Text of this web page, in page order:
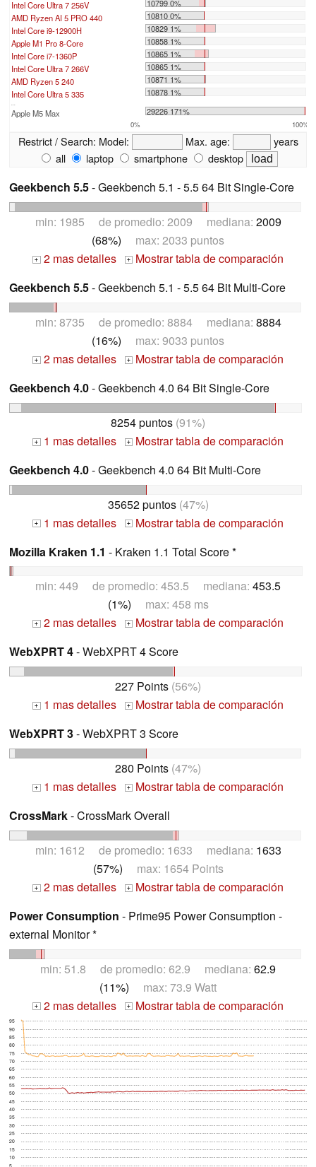
Intel Core Ultra 7 256V
10799 0%
AMD Ryzen AI 5 PRO 440
10810 0%
Intel Core i9-12900H
10829 1%
Apple M1 Pro 8-Core
10858 1%
Intel Core i7-1360P
10865 1%
Intel Core Ultra 7 266V
10865 1%
AMD Ryzen 5 240
10871 1%
Intel Core Ultra 5 335
10878 1%
...
Apple M5 Max 29226 171%
0% 100%
Restrict / Search: Model: Max. age:
years
all
laptop smartphone desktop
Geekbench 5.5- Geekbench 5.1 - 5.5 64 Bit Single-Core
min: 1985 de promedio: 2009 mediana: 2009
(68%) max: 2033 puntos
+ 2 mas detalles +
Mostrar tabla de comparación
Geekbench 5.5- Geekbench 5.1 - 5.5 64 Bit Multi-Core
min: 8735 de promedio: 8884 mediana: 8884
(16%) max: 9033 puntos
+ 2 mas detalles +
Mostrar tabla de comparación
Geekbench 4.0- Geekbench 4.0 64 Bit Single-Core
8254 puntos (91%)
+ 1 mas detalles +
Mostrar tabla de comparación
Geekbench 4.0- Geekbench 4.0 64 Bit Multi-Core
35652 puntos(47%)
+ 1 mas detalles +
Mostrar tabla de comparación
Mozilla Kraken 1.1 - Kraken 1.1 Total Score *
min: 449 de promedio: 453.5 mediana: 453.5
(1%) max: 458 ms
+ 2 mas detalles +
Mostrar tabla de comparación
WebXPRT 4- WebXPRT 4 Score
227 Points (56%)
+ 1 mas detalles +
Mostrar tabla de comparación
WebXPRT 3- WebXPRT 3 Score
280 Points (47%)
+ 1 mas detalles +
Mostrar tabla de comparación
CrossMark- CrossMark Overall
min: 1612 de promedio: 1633 mediana: 1633
(57%) max: 1654 Points
+ 2 mas detalles +
Mostrar tabla de comparación
Power Consumption - Prime95 Power Consumption -
external Monitor *
min: 51.8 de promedio: 62.9 mediana: 62.9
(11%) max: 73.9 Watt
+ 2 mas detalles + Mostrar tabla de comparación
5
10
15
20
25
30
35
40
45
50
55
60
65
70
75
80
85
90
95